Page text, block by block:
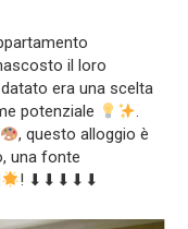
il loro
era una scelta
potenziale
.
, questo alloggio è
una fonte
! ⬇⬇⬇⬇⬇